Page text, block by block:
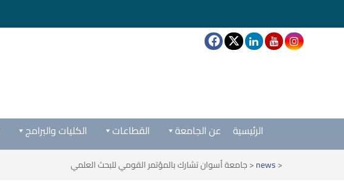
الكليات والبرامج القطاعات عن الجامعة الرئيسية
<
news
<جامعة أسوان تشارك بالمؤتمر القومي للبحث العلمي